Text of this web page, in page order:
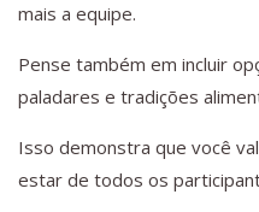
mais a equipe.
Pense também em incluir
paladares e tradições
Isso demonstra que você
estar de todos os